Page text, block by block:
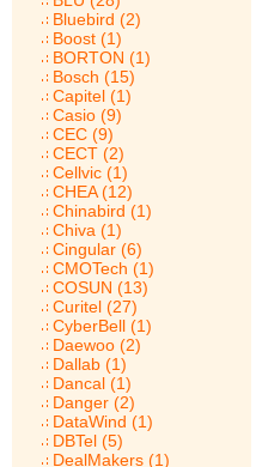
Bluebird (2)
Boost (1)
BORTON (1)
Bosch (15)
Capitel (1)
Casio (9)
CEC (9)
CECT (2)
Cellvic (1)
CHEA (12)
Chinabird (1)
Chiva (1)
Cingular (6)
CMOTech (1)
COSUN (13)
Curitel (27)
CyberBell (1)
Daewoo (2)
Dallab (1)
Dancal (1)
Danger (2)
DataWind (1)
DBTel (5)
DealMakers (1)